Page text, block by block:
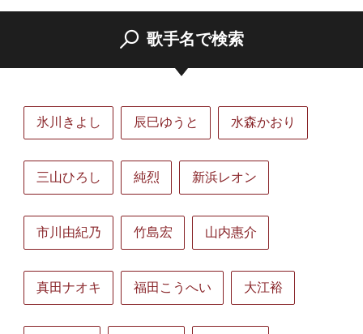
歌手名で検索
氷川きよし 辰巳ゆうと 水森かおり
三山ひろし 純烈 新浜レオン
市川由紀乃 竹島宏 山内惠介
真田ナオキ 福田こうへい 大江裕